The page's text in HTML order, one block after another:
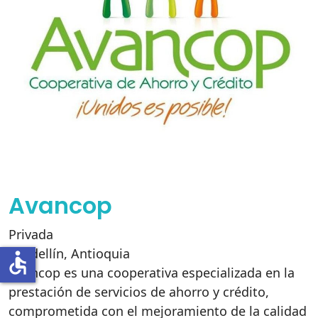
Avancop
Privada
Medellín, Antioquia
Avancop es una cooperativa especializada en la
prestación de servicios de ahorro y crédito,
comprometida con el mejoramiento de la calidad
accessible